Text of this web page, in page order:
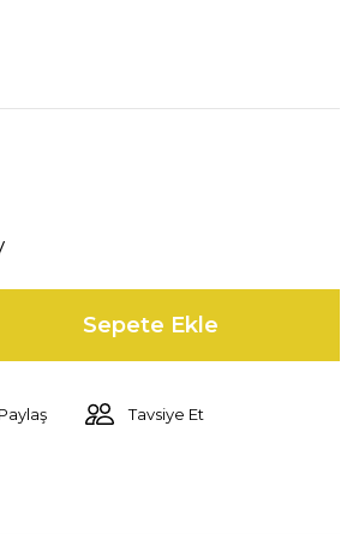
Sepete Ekle
Tavsiye Et